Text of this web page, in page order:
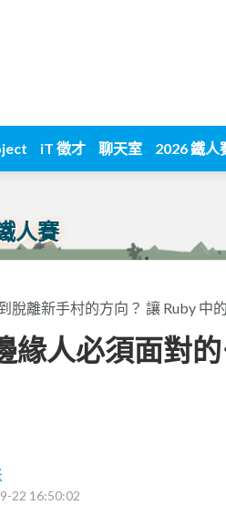
iT 徵才 聊天室 2026 鐵人
人賽
脫離新手村的方向？ 讓 Ruby 中
緣人必須面對
22 16:50:02